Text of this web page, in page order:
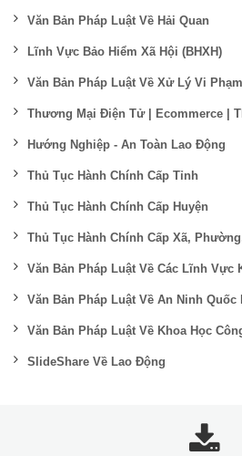
Văn Bản Pháp Luật Về Hải Quan
Lĩnh Vực Bảo Hiểm Xã Hội (BHXH)
Văn Bản Pháp Luật Về Xử Lý Vi
Thương Mại Điện Tử | Ecommerce |
Hướng Nghiệp - An Toàn Lao Động
Thủ Tục Hành Chính Cấp Tỉnh
Thủ Tục Hành Chính Cấp Huyện
Thủ Tục Hành Chính Cấp Xã,
Văn Bản Pháp Luật Về Các Lĩnh Vực
Văn Bản Pháp Luật Về An Ninh Quốc
Văn Bản Pháp Luật Về Khoa Học
SlideShare Về Lao Động